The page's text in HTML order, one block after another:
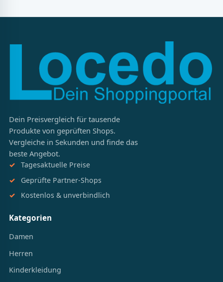
Dein Preisvergleich für tausende
Produkte von geprüften Shops.
Vergleiche in Sekunden und finde das
beste Angebot.
Tagesaktuelle Preise
Geprüfte Partner-Shops
Kostenlos & unverbindlich
Kategorien
Damen
Herren
Kinderkleidung